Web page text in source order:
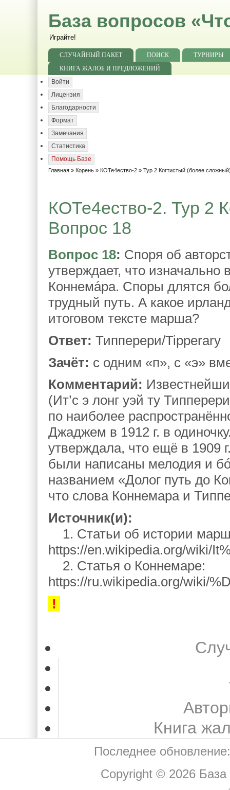
База вопросов
Играйте!
СЛУЧАЙНЫЙ ПАКЕТ ПОИСК
ТУРНИРЫ
КНИГА ЖАЛОБ И ПРЕДЛОЖЕНИЙ
Войти
Лицензия
Благодарности
Формат
Замечания
Статистика
Помощь Базе
Главная » Корень » КОТе4ество-2 » Тур 2 Когтистый (более
КОТе4ество-2. Тур 2
Вопрос 18
Вопрос 18: Споря об
утверждает, что изначально
Коннемáра. Споры длятся
трудный путь. А какое
итоговом тексте марша?
Ответ: Типперери/Tipperary
Зачёт: с одним «п», с «э»
Комментарий:
(Ит’с э лонг уэй ту
по наиболее
Джаджем в 1912 г. в
утверждала, что ещё в 1909
были написаны мелодия и
названием «Долог путь до
что слова Коннемара и
Источник(и):
1. Статьи об истории
https://en.wikipedia.org/wiki/
2. Статья о Коннемаре:
https://ru.wikipedia.org/wiki/
!
Книга
Последнее
Copyright © 2026 База